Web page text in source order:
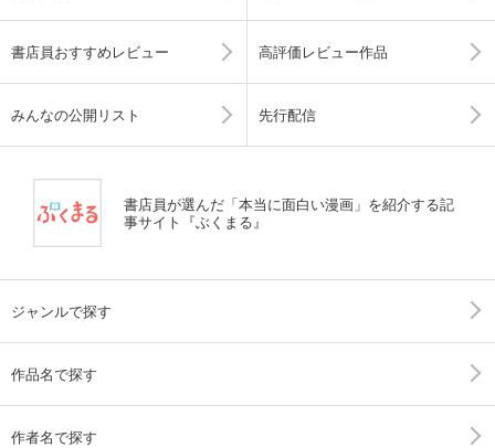
書店員おすすめレビュー 高評価レビュー作品
みんなの公開リスト 先行配信
書店員が選んだ「本当に面白い漫画」を紹介する記
事サイト『ぶくまる』
ジャンルで探す
作品名で探す
作者名で探す